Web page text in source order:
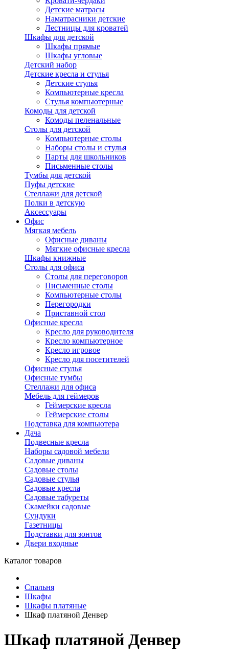
Детские матрасы
Наматрасники детские
Лестницы для кроватей
Шкафы для детской
Шкафы прямые
Шкафы угловые
Детский набор
Детские кресла и стулья
Детские стулья
Компьютерные кресла
Стулья компьютерные
Комоды для детской
Комоды пеленальные
Столы для детской
Компьютерные столы
Наборы столы и стулья
Парты для школьников
Письменные столы
Тумбы для детской
Пуфы детские
Стеллажи для детской
Полки в детскую
Аксессуары
Офис
Мягкая мебель
Офисные диваны
Мягкие офисные кресла
Шкафы книжные
Столы для офиса
Столы для переговоров
Письменные столы
Компьютерные столы
Перегородки
Приставной стол
Офисные кресла
Кресло для руководителя
Кресло компьютерное
Кресло игровое
Кресло для посетителей
Офисные стулья
Офисные тумбы
Стеллажи для офиса
Мебель для геймеров
Геймерские кресла
Геймерские столы
Подставка для компьютера
Дача
Подвесные кресла
Наборы садовой мебели
Садовые диваны
Садовые столы
Садовые стулья
Садовые кресла
Садовые табуреты
Скамейки садовые
Сундуки
Газетницы
Подставки для зонтов
Двери входные
Каталог товаров
Спальня
Шкафы
Шкафы платяные
Шкаф платяной Денвер
Шкаф платяной Денвер